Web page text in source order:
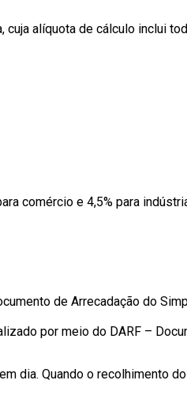
alíquota de cálculo inclui
comércio e 4,5% para
de Arrecadação do
por meio do DARF –
dia. Quando o recolhimento